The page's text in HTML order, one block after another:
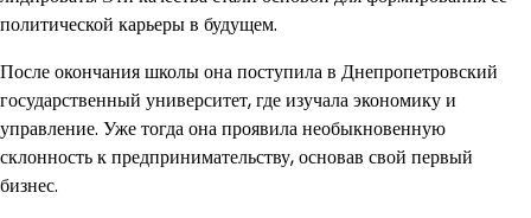
политической карьеры в будущем.
После окончания школы она поступила в Днепропетровский
государственный университет, где изучала экономику и
управление. Уже тогда она проявила необыкновенную
склонность к предпринимательству, основав свой первый
бизнес.